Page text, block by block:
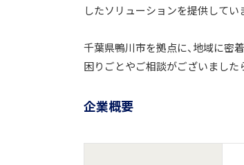
したソリューションを提供してい
千葉県鴨川市を拠点に、地域に密
困りごとやご相談がございました
企業概要